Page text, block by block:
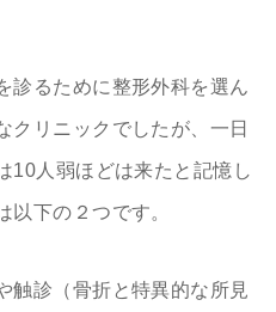
診るために整形外科を選ん
クリニックでしたが、一日
10人弱ほどは来たと記憶し
以下の２つです。
診（骨折と特異的な所見